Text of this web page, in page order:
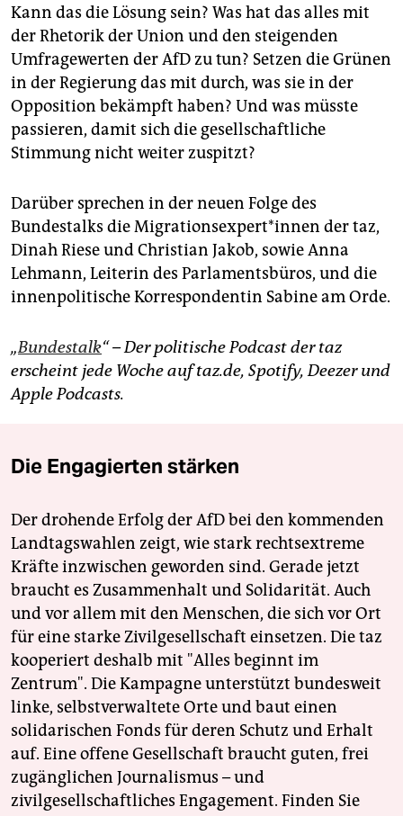
Kann das die Lösung sein? Was hat das alles mit
der Rhetorik der Union und den steigenden
Umfragewerten der AfD zu tun? Setzen die Grünen
in der Regierung das mit durch, was sie in der
Opposition bekämpft haben? Und was müsste
passieren, damit sich die gesellschaftliche
Stimmung nicht weiter zuspitzt?
Darüber sprechen in der neuen Folge des
Bundestalks die Mi­gra­ti­ons­ex­per­t*in­nen der taz,
Dinah Riese und Christian Jakob, sowie Anna
Lehmann, Leiterin des Parlamentsbüros, und die
innenpolitische Korrespondentin Sabine am Orde.
„Bundestalk“ – Der politische Podcast der taz
erscheint jede Woche auf taz.de, Spotify, Deezer und
Apple Podcasts.
Die Engagierten stärken
Der drohende Erfolg der AfD bei den kommenden
Landtagswahlen zeigt, wie stark rechtsextreme
Kräfte inzwischen geworden sind. Gerade jetzt
braucht es Zusammenhalt und Solidarität. Auch
und vor allem mit den Menschen, die sich vor Ort
für eine starke Zivilgesellschaft einsetzen. Die taz
kooperiert deshalb mit "Alles beginnt im
Zentrum". Die Kampagne unterstützt bundesweit
linke, selbstverwaltete Orte und baut einen
solidarischen Fonds für deren Schutz und Erhalt
auf. Eine offene Gesellschaft braucht guten, frei
zugänglichen Journalismus – und
zivilgesellschaftliches Engagement. Finden Sie